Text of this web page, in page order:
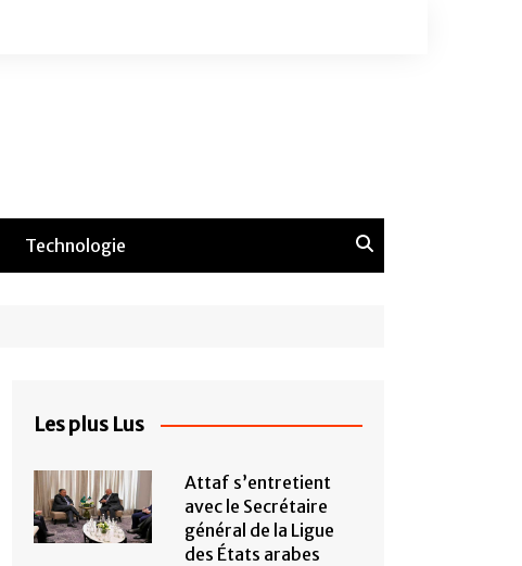
Technologie
Les plus Lus
Attaf s’entretient
avec le Secrétaire
général de la Ligue
des États arabes